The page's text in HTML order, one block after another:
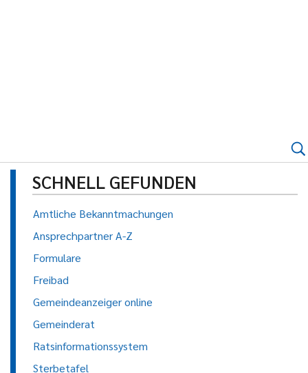
SCHNELL GEFUNDEN
Amtliche Bekanntmachungen
Ansprechpartner A-Z
Formulare
Freibad
Gemeindeanzeiger online
Gemeinderat
Ratsinformationssystem
Sterbetafel